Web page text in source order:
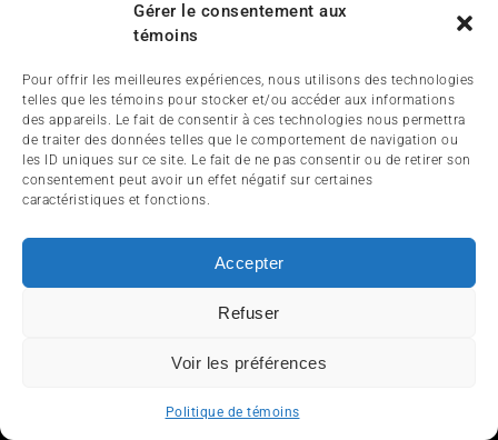
Gérer le consentement aux
témoins
Pour offrir les meilleures expériences, nous utilisons des technologies
telles que les témoins pour stocker et/ou accéder aux informations
des appareils. Le fait de consentir à ces technologies nous permettra
de traiter des données telles que le comportement de navigation ou
les ID uniques sur ce site. Le fait de ne pas consentir ou de retirer son
consentement peut avoir un effet négatif sur certaines
caractéristiques et fonctions.
Accepter
Refuser
Voir les préférences
Politique de témoins
Nous contacter
SERVICES ET TOURISME
© 2012-2025 InfoQuad.com - Tous droits réservés.